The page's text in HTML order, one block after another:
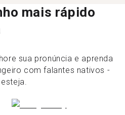
mais rápido
sua pronúncia e aprenda
com falantes nativos -